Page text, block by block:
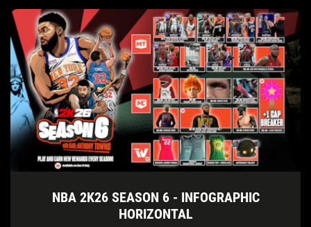
NBA 2K26 SEASON 6 - INFOGRAPHIC
HORIZONTAL